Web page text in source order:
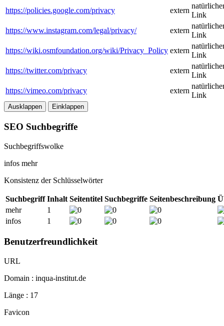
https://policies.google.com/privacy
extern
Link
https://www.instagram.com/legal/privacy/
extern
Link
https://wiki.osmfoundation.org/wiki/Privacy_Policy extern
Link
https://twitter.com/privacy
extern
Link
https://vimeo.com/privacy
extern
Link
Ausklappen Einklappen
SEO Suchbegriffe
Suchbegriffswolke
infos mehr
Konsistenz der Schlüsselwörter
Suchbegriff Inhalt Seitentitel Suchbegriffe Seitenbeschreibung
mehr
1
infos
1
Benutzerfreundlichkeit
URL
Domain : inqua-institut.de
Länge : 17
Favicon